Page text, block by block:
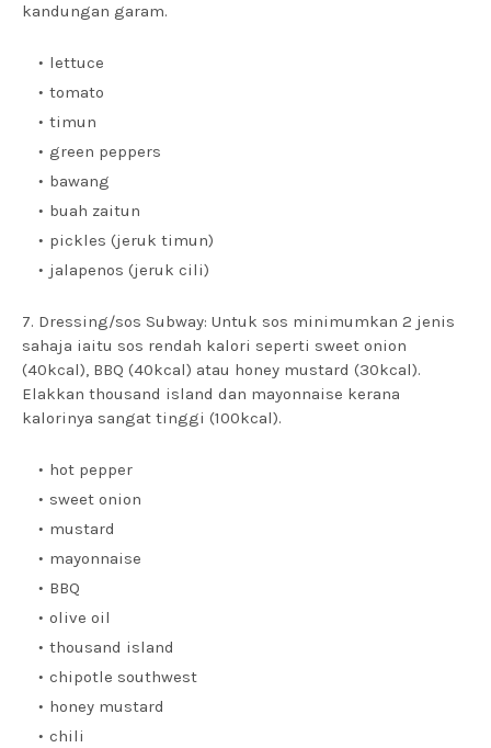
kandungan garam.
lettuce
tomato
timun
green peppers
bawang
buah zaitun
pickles (jeruk timun)
jalapenos (jeruk cili)
7. Dressing/sos Subway: Untuk sos minimumkan 2 jenis
sahaja iaitu sos rendah kalori seperti sweet onion
(40kcal), BBQ (40kcal) atau honey mustard (30kcal).
Elakkan thousand island dan mayonnaise kerana
kalorinya sangat tinggi (100kcal).
hot pepper
sweet onion
mustard
mayonnaise
BBQ
olive oil
thousand island
chipotle southwest
honey mustard
chili